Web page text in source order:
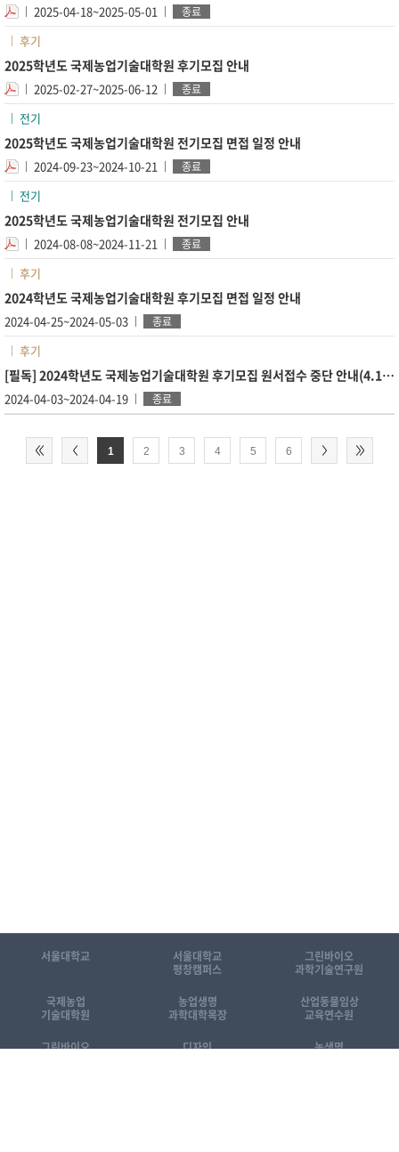
2025-04-18~2025-05-01 종료
후기
2025학년도 국제농업기술대학원 후기모집 안내
2025-02-27~2025-06-12 종료
전기
2025학년도 국제농업기술대학원 전기모집 면접 일정 안내
2024-09-23~2024-10-21 종료
전기
2025학년도 국제농업기술대학원 전기모집 안내
2024-08-08~2024-11-21 종료
후기
2024학년도 국제농업기술대학원 후기모집 면접 일정 안내
2024-04-25~2024-05-03 종료
후기
[필독] 2024학년도 국제농업기술대학원 후기모집 원서접수 중단 안내(4.18.(목)~09:00~4.19.(금)9:00)
2024-04-03~2024-04-19 종료
1 2 3 4 5 6
서울대학교
서울대학교
평창캠퍼스
그린바이오
과학기술연구원
국제농업
기술대학원
농업생명
과학대학목장
산업동물임상
교육연수원
그린바이오
디자인
농생명